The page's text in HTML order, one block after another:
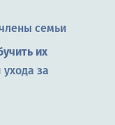
семьи
их
ухода за